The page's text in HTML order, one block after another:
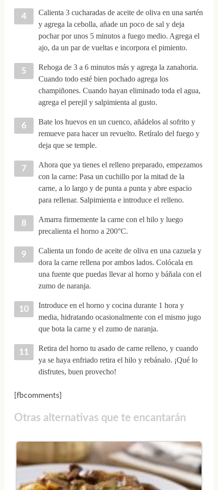
Calienta 3 cucharadas de aceite de oliva en una sartén
y agrega la cebolla, añade un poco de sal y deja
pochar por unos 5 minutos a fuego medio. Agrega el
ajo, da un par de vueltas e incorpora el pimiento.
Rehoga de 3 a 6 minutos más y agrega la zanahoria.
Cuando todo esté bien pochado agrega los
champiñones. Cuando hayan eliminado toda el agua,
agrega el perejil y salpimienta al gusto.
Bate los huevos en un cuenco, añádelos al sofrito y
remueve para hacer un revuelto. Retíralo del fuego y
deja que se temple.
Ahora que ya tienes el relleno preparado, empezamos
con la carne: Pasa un cuchillo por la mitad de la
carne, a lo largo y de punta a punta y abre espacio
para rellenar. Salpimienta e introduce el relleno.
Amarra firmemente la carne con el hilo y luego
precalienta el horno a 200°C.
Calienta un fondo de aceite de oliva en una cazuela y
dora la carne rellena por ambos lados. Colócala en
una fuente que puedas llevar al horno y báñala con el
zumo de naranja.
Introduce en el horno y cocina durante 1 hora y
media, hidratando ocasionalmente con el mismo jugo
que bota la carne y el zumo de naranja.
Retira del horno tu asado de carne relleno, y cuando
ya se haya enfriado retira el hilo y rebánalo. ¡Qué lo
disfrutes, buen provecho!
[fbcomments]
Otras alternativas que te encantarán